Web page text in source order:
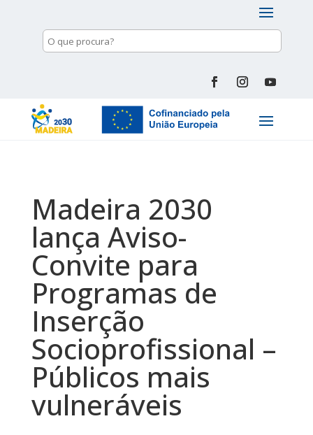
Madeira 2030
lança Aviso-
Convite para
Programas de
Inserção
Socioprofissional –
Públicos mais
vulneráveis